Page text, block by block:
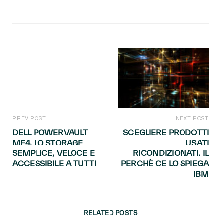
PREV POST
DELL POWERVAULT
ME4. LO STORAGE
SEMPLICE, VELOCE E
ACCESSIBILE A TUTTI
NEXT POST
SCEGLIERE PRODOTTI
USATI
RICONDIZIONATI. IL
PERCHÈ CE LO SPIEGA
IBM
RELATED POSTS